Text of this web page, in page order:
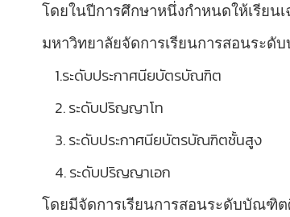
โดยในปีการศึกษาหนึ่งกำหนดให้เรียน
มหาวิทยาลัยจัดการเรียนการสอนระ
1.ระดับประกาศนียบัตรบัณฑิต
2. ระดับปริญญาโท
3. ระดับประกาศนียบัตรบัณฑิตชั้นสูง
4. ระดับปริญญาเอก
โดยมีจัดการเรียนการสอนระดับบัณฑิ